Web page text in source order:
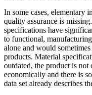
In some cases, elementary
quality assurance is
specifications have
to functional,
alone and would
products. Material
outdated, the product is
economically and there is
data set already describes